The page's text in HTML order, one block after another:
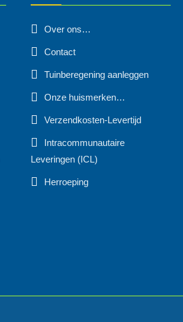
Over ons…
Contact
Tuinberegening aanleggen
Onze huismerken…
Verzendkosten-Levertijd
Intracommunautaire
Leveringen (ICL)
Herroeping